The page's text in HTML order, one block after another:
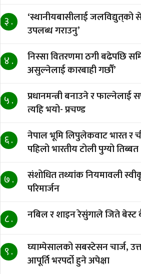
३ .
‘स्थानीयबासीलाई
उपलब्ध गराउनु’
४ .
निस्सा वितरणमा ठगी बढेपछि
असुल्नेलाई कारबाही गर्छाैं’
५ .
प्रधानमन्त्री बनाउने र फाल्नेलाई
त्यहि भयो- प्रचण्ड
६ .
नेपाल भूमि लिपुलेकवाट भारत र
पहिलो भारतीय टोली पुग्यो तिब्बत
७ .
संशोधित तथ्यांक नियमावली
परिमार्जन
८ . नबिल र शाइन रेसुंगाले जिते बेस्ट
९ .
घ्याम्पेसालको सबस्टेसन चार्ज,
आपूर्ति भरपर्दो हुने अपेक्षा